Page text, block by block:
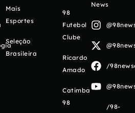
Mais
Esportes
Seleção
Brasileira
98
Futebol
Clube
Ricardo
Amado
Catimba
98
News
/
/98-